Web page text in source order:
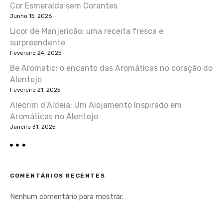
Cor Esmeralda sem Corantes
Junho 15, 2026
Licor de Manjericão: uma receita fresca e
surpreendente
Fevereiro 24, 2025
Be Aromatic: o encanto das Aromáticas no coração do
Alentejo
Fevereiro 21, 2025
Alecrim d’Aldeia: Um Alojamento Inspirado em
Aromáticas no Alentejo
Janeiro 31, 2025
COMENTÁRIOS RECENTES
Nenhum comentário para mostrar.